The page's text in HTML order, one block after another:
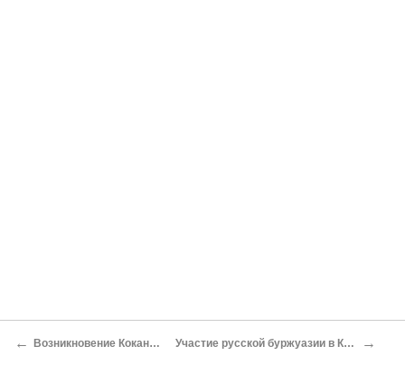
← Возникновение Кокандской автономии Участие русской буржуазии в Кокандской автономии →